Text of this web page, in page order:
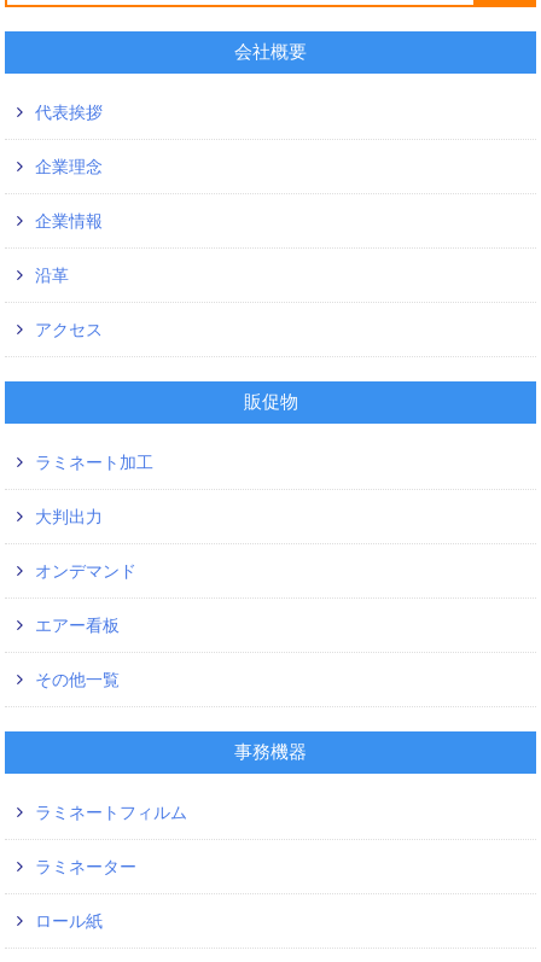
会社概要
代表挨拶
企業理念
企業情報
沿革
アクセス
販促物
ラミネート加工
大判出力
オンデマンド
エアー看板
その他一覧
事務機器
ラミネートフィルム
ラミネーター
ロール紙